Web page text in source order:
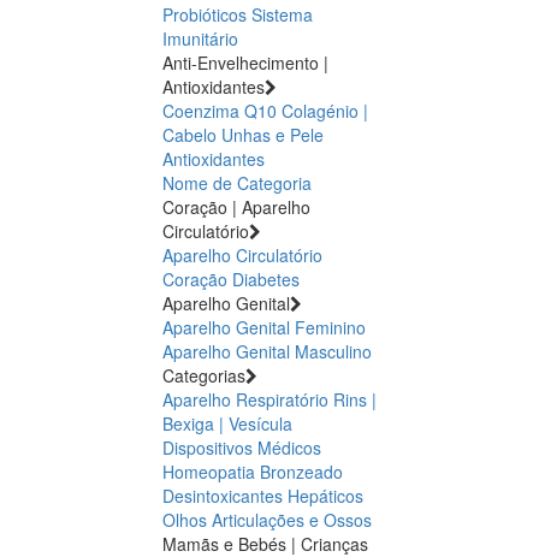
Probióticos Sistema
Imunitário
Anti-Envelhecimento |
Antioxidantes
Coenzima Q10 Colagénio |
Cabelo Unhas e Pele
Antioxidantes
Nome de Categoria
Coração | Aparelho
Circulatório
Aparelho Circulatório
Coração Diabetes
Aparelho Genital
Aparelho Genital Feminino
Aparelho Genital Masculino
Categorias
Aparelho Respiratório Rins |
Bexiga | Vesícula
Dispositivos Médicos
Homeopatia Bronzeado
Desintoxicantes Hepáticos
Olhos Articulações e Ossos
Mamãs e Bebés | Crianças